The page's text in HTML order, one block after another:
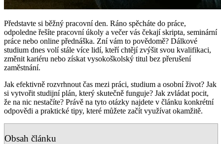
Představte si běžný pracovní den. Ráno spěcháte do práce,
odpoledne řešíte pracovní úkoly a večer vás čekají skripta, seminární
práce nebo online přednáška. Zní vám to povědomě? Dálkové
studium dnes volí stále více lidí, kteří chtějí zvýšit svou kvalifikaci,
změnit kariéru nebo získat vysokoškolský titul bez přerušení
zaměstnání.
Jak efektivně rozvrhnout čas mezi práci, studium a osobní život? Jak
si vytvořit studijní plán, který skutečně funguje? Jak zvládat pocit,
že na nic nestačíte? Právě na tyto otázky najdete v článku konkrétní
odpovědi a praktické tipy, které můžete začít využívat okamžitě.
Obsah článku